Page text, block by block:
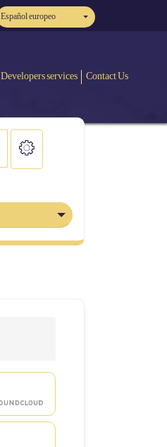
Español europeo
Developers services Contact Us